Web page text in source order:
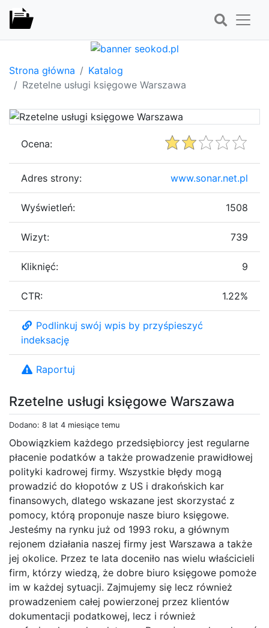
Strona główna
Katalog
Rzetelne usługi księgowe Warszawa
Rzetelne usługi księgowe Warszawa
Dodano: 8 lat 4 miesiące temu
Obowiązkiem każdego przedsiębiorcy jest regularne
płacenie podatków a także prowadzenie prawidłowej
polityki kadrowej firmy. Wszystkie błędy mogą
prowadzić do kłopotów z US i drakońskich kar
finansowych, dlatego wskazane jest skorzystać z
pomocy, którą proponuje nasze biuro księgowe.
Jesteśmy na rynku już od 1993 roku, a głównym
rejonem działania naszej firmy jest Warszawa a także
jej okolice. Przez te lata doceniło nas wielu właścicieli
firm, którzy wiedzą, że dobre biuro księgowe pomoże
im w każdej sytuacji. Zajmujemy się lecz również
prowadzeniem całej powierzonej przez klientów
dokumentacji podatkowej, lecz i również
Ocena:
Adres strony: www.sonar.net.pl
Wyświetleń: 1508
Wizyt: 739
Kliknięć: 9
CTR: 1.22%
Podlinkuj swój wpis by przyśpieszyć
indeksację
Raportuj